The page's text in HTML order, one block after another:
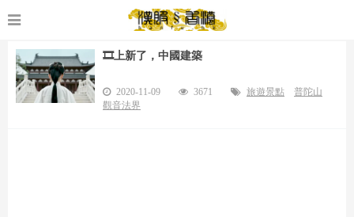
🎞️上新了，中國建築
2020-11-09 3671 旅遊景點
普陀山
觀音法界